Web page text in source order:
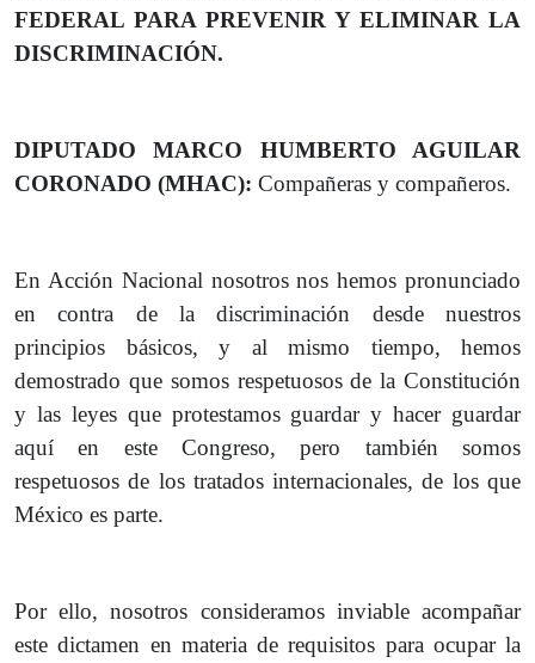
FEDERAL PARA PREVENIR Y ELIMINAR LA
DISCRIMINACIÓN.
DIPUTADO MARCO HUMBERTO AGUILAR
CORONADO (MHAC): Compañeras y compañeros.
En Acción Nacional nosotros nos hemos pronunciado
en contra de la discriminación desde nuestros
principios básicos, y al mismo tiempo, hemos
demostrado que somos respetuosos de la Constitución
y las leyes que protestamos guardar y hacer guardar
aquí en este Congreso, pero también somos
respetuosos de los tratados internacionales, de los que
México es parte.
Por ello, nosotros consideramos inviable acompañar
este dictamen en materia de requisitos para ocupar la